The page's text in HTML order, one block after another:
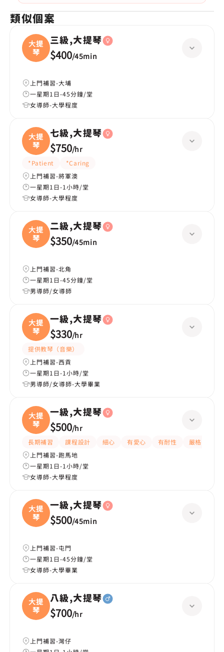
類似個案
大提
琴
三級,大提琴
$400/45min
上門補習-大埔
一星期1日-45分鐘/堂
女導師-大學程度
大提
琴
七級,大提琴
$750/hr
*Patient
*Caring
上門補習-將軍澳
一星期1日-1小時/堂
女導師-大學程度
大提
琴
二級,大提琴
$350/45min
上門補習-北角
一星期1日-45分鐘/堂
男導師/女導師
大提
琴
一級,大提琴
$330/hr
提供教琴（音樂）
上門補習-西貢
一星期1日-1小時/堂
男導師/女導師-大學畢業
大提
琴
一級,大提琴
$500/hr
長期補習 課程設計 細心 有愛心 有耐性
嚴格
上門補習-跑馬地
一星期1日-1小時/堂
女導師-大學程度
大提
琴
一級,大提琴
$500/45min
上門補習-屯門
一星期1日-45分鐘/堂
女導師-大學畢業
大提
琴
八級,大提琴
$700/hr
上門補習-灣仔